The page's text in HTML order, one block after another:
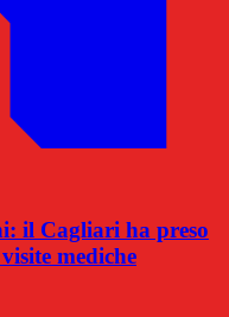
il Cagliari ha preso
mediche